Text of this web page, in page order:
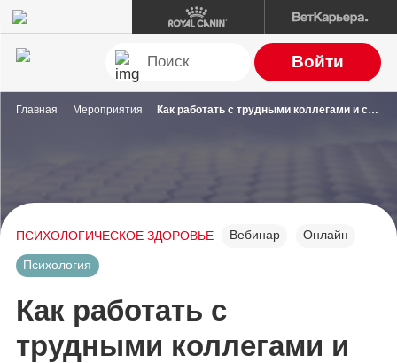
Войти
Главная Мероприятия Как работать с трудными коллегами и сохранять профессиональные отношения?
ПСИХОЛОГИЧЕСКОЕ ЗДОРОВЬЕ Вебинар Онлайн
Психология
Как работать с
трудными коллегами и